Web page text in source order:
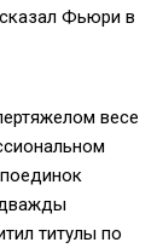
Фьюри в
весе
дважды
титулы по